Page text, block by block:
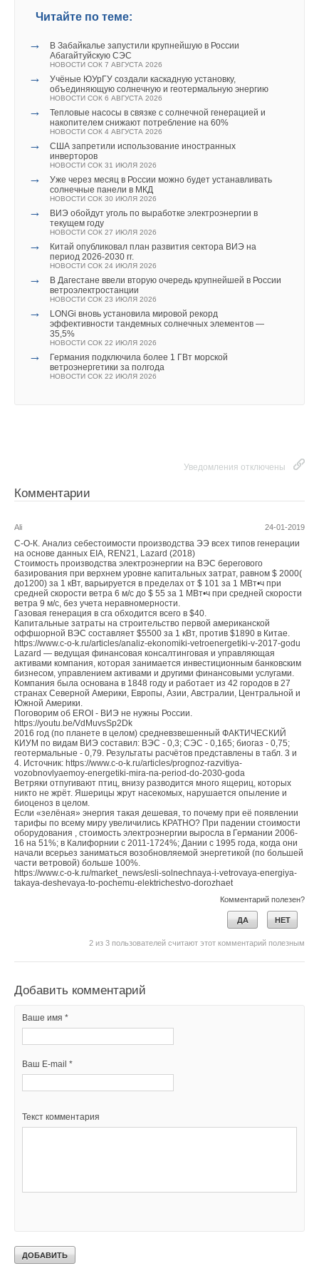
Читайте по теме:
→
В Забайкалье запустили крупнейшую в России
Абагайтуйскую СЭС
НОВОСТИ СОК 7 АВГУСТА 2026
→
Учёные ЮУрГУ создали каскадную установку,
объединяющую солнечную и геотермальную энергию
НОВОСТИ СОК 6 АВГУСТА 2026
→
Тепловые насосы в связке с солнечной генерацией и
накопителем снижают потребление на 60%
НОВОСТИ СОК 4 АВГУСТА 2026
→
США запретили использование иностранных
инверторов
НОВОСТИ СОК 31 ИЮЛЯ 2026
→
Уже через месяц в России можно будет устанавливать
солнечные панели в МКД
НОВОСТИ СОК 30 ИЮЛЯ 2026
→
ВИЭ обойдут уголь по выработке электроэнергии в
текущем году
НОВОСТИ СОК 27 ИЮЛЯ 2026
→
Китай опубликовал план развития сектора ВИЭ на
период 2026-2030 гг.
НОВОСТИ СОК 24 ИЮЛЯ 2026
→
В Дагестане ввели вторую очередь крупнейшей в России
ветроэлектростанции
НОВОСТИ СОК 23 ИЮЛЯ 2026
→
LONGi вновь установила мировой рекорд
эффективности тандемных солнечных элементов —
35,5%
НОВОСТИ СОК 22 ИЮЛЯ 2026
→
Германия подключила более 1 ГВт морской
ветроэнергетики за полгода
НОВОСТИ СОК 22 ИЮЛЯ 2026
Уведомления отключены
Комментарии
24-01-2019
Ali
С-О-К. Анализ себестоимости производства ЭЭ всех типов генерации
на основе данных EIA, REN21, Lazard (2018)
Стоимость производства электроэнергии на ВЭС берегового
базирования при верхнем уровне капитальных затрат, равном $ 2000(
до1200) за 1 кВт, варьируется в пределах от $ 101 за 1 МВт•ч при
средней скорости ветра 6 м/с до $ 55 за 1 МВт•ч при средней скорости
ветра 9 м/с, без учета неравномерности.
Газовая генерация в сга обходится всего в $40.
Капитальные затраты на строительство первой американской
оффшорной ВЭС составляет $5500 за 1 кВт, против $1890 в Китае.
https://www.c-o-k.ru/articles/analiz-ekonomiki-vetroenergetiki-v-2017-godu
Lazard — ведущая финансовая консалтинговая и управляющая
активами компания, которая занимается инвестиционным банковским
бизнесом, управлением активами и другими финансовыми услугами.
Компания была основана в 1848 году и работает из 42 городов в 27
странах Северной Америки, Европы, Азии, Австралии, Центральной и
Южной Америки.
Поговорим об EROI - ВИЭ не нужны России.
https://youtu.be/VdMuvsSp2Dk
2016 год (по планете в целом) средневзвешенный ФАКТИЧЕСКИЙ
КИУМ по видам ВИЭ составил: ВЭС - 0,3; СЭС - 0,165; биогаз - 0,75;
геотермальные - 0,79. Результаты расчётов представлены в табл. 3 и
4. Источник: https://www.c-o-k.ru/articles/prognoz-razvitiya-
vozobnovlyaemoy-energetiki-mira-na-period-do-2030-goda
Ветряки отпугивают птиц, внизу разводится много ящериц, которых
никто не жрёт. Яшерицы жрут насекомых, нарушается опыление и
биоценоз в целом.
Если «зелёная» энергия такая дешевая, то почему при её появлении
тарифы по всему миру увеличились КРАТНО? При падении стоимости
оборудования , стоимость электроэнергии выросла в Германии 2006-
16 на 51%; в Калифорнии с 2011-1724%; Дании с 1995 года, когда они
начали всерьез заниматься возобновляемой энергетикой (по большей
части ветровой) больше 100%.
https://www.c-o-k.ru/market_news/esli-solnechnaya-i-vetrovaya-energiya-
takaya-deshevaya-to-pochemu-elektrichestvo-dorozhaet
Комментарий полезен?
ДА НЕТ
2 из 3 пользователей считают этот комментарий полезным
Добавить комментарий
Ваше имя *
Ваш E-mail *
Текст комментария
→
LONGi вновь установила мировой рекорд
НОВОСТИ СОК 22 ИЮЛЯ 2026
Германия подключила более 1 ГВт морской
ветроэнергетики за полгода
НОВОСТИ СОК 22 ИЮЛЯ 2026
Комментарии
Пилите, Шура, пилите! Они золотые!
Допилят до тарифа в 22 рубля для глюпих овец, як у германии.
Комментарий полезен?
Добавить комментарий
Текст комментария